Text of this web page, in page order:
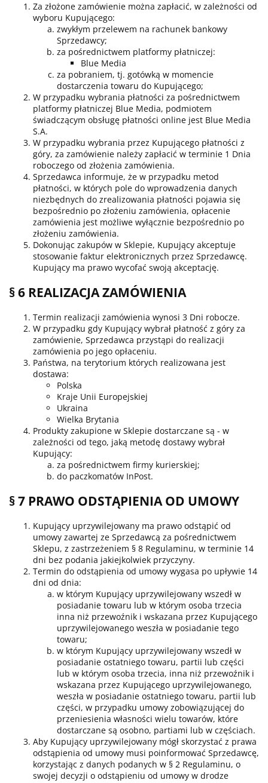
Za złożone zamówienie można zapłacić, w zależności od
wyboru Kupującego:
zwykłym przelewem na rachunek bankowy
Sprzedawcy;
za pośrednictwem platformy płatniczej:
Blue Media
za pobraniem, tj. gotówką w momencie
dostarczenia towaru do Kupującego;
W przypadku wybrania płatności za pośrednictwem
platformy płatniczej Blue Media, podmiotem
świadczącym obsługę płatności online jest Blue Media
S.A.
W przypadku wybrania przez Kupującego płatności z
góry, za zamówienie należy zapłacić w terminie 1 Dnia
roboczego od złożenia zamówienia.
Sprzedawca informuje, że w przypadku metod
płatności, w których pole do wprowadzenia danych
niezbędnych do zrealizowania płatności pojawia się
bezpośrednio po złożeniu zamówienia, opłacenie
zamówienia jest możliwe wyłącznie bezpośrednio po
złożeniu zamówienia.
Dokonując zakupów w Sklepie, Kupujący akceptuje
stosowanie faktur elektronicznych przez Sprzedawcę.
Kupujący ma prawo wycofać swoją akceptację.
§ 6 REALIZACJA ZAMÓWIENIA
Termin realizacji zamówienia wynosi 3 Dni robocze.
W przypadku gdy Kupujący wybrał płatność z góry za
zamówienie, Sprzedawca przystąpi do realizacji
zamówienia po jego opłaceniu.
Państwa, na terytorium których realizowana jest
dostawa:
Polska
Kraje Unii Europejskiej
Ukraina
Wielka Brytania
Produkty zakupione w Sklepie dostarczane są - w
zależności od tego, jaką metodę dostawy wybrał
Kupujący:
za pośrednictwem firmy kurierskiej;
do paczkomatów InPost.
§ 7 PRAWO ODSTĄPIENIA OD UMOWY
Kupujący uprzywilejowany ma prawo odstąpić od
umowy zawartej ze Sprzedawcą za pośrednictwem
Sklepu, z zastrzeżeniem § 8 Regulaminu, w terminie 14
dni bez podania jakiejkolwiek przyczyny.
Termin do odstąpienia od umowy wygasa po upływie 14
dni od dnia:
w którym Kupujący uprzywilejowany wszedł w
posiadanie towaru lub w którym osoba trzecia
inna niż przewoźnik i wskazana przez Kupującego
uprzywilejowanego weszła w posiadanie tego
towaru;
w którym Kupujący uprzywilejowany wszedł w
posiadanie ostatniego towaru, partii lub części
lub w którym osoba trzecia, inna niż przewoźnik i
wskazana przez Kupującego uprzywilejowanego,
weszła w posiadanie ostatniego towaru, partii lub
części, w przypadku umowy zobowiązującej do
przeniesienia własności wielu towarów, które
dostarczane są osobno, partiami lub w częściach.
Aby Kupujący uprzywilejowany mógł skorzystać z prawa
odstąpienia od umowy musi poinformować Sprzedawcę,
korzystając z danych podanych w § 2 Regulaminu, o
swojej decyzji o odstąpieniu od umowy w drodze